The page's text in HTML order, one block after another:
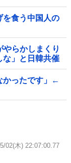
を食う中国人の
やらかしまくり
な」と日韓共催
かったです」←
02(木) 22:07:00.77